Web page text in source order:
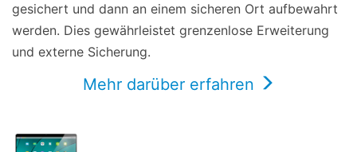
gesichert und dann an einem sicheren Ort aufbewahrt
werden. Dies gewährleistet grenzenlose Erweiterung
und externe Sicherung.
Mehr darüber erfahren